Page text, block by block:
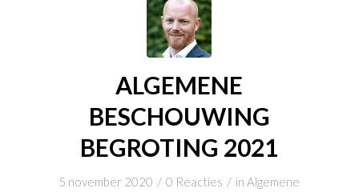
ALGEMENE
BESCHOUWING
BEGROTING 2021
5 november 2020 / 0 Reacties / inAlgemene